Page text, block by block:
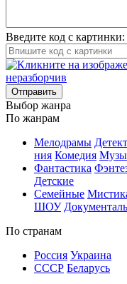
Введите код с картинки:
Отправить
Вы­бор жан­ра
По жан­рам
Ме­ло­дра­мы
ния Ко­ме­дия
Фан­та­сти­ка
Дет­ские
Се­мей­ные
ШОУ
По стра­нам
Рос­сия Ук­раи­на
СССР Бе­ла­русь